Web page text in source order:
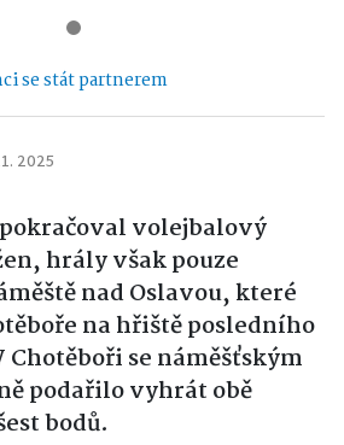
se stát partnerem
2025
volejbalový
hrály však pouze
nad Oslavou, které
na hřiště posledního
se náměšťským
podařilo vyhrát obě
bodů.